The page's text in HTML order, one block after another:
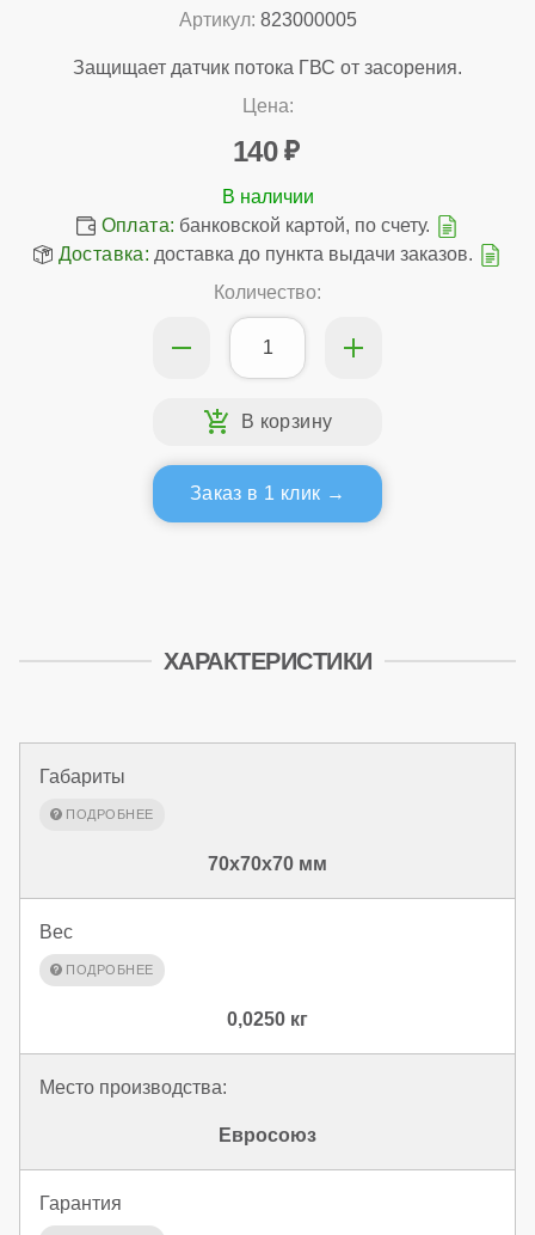
Артикул: 823000005
Защищает датчик потока ГВС от засорения.
Цена:
140
Оплата: банковской картой, по счету.
Доставка: доставка до пункта выдачи заказов.
Количество:
Заказ в 1 клик
ХАРАКТЕРИСТИКИ
Габариты
70x70x70 мм
Вес
0,0250 кг
Место производства:
Евросоюз
Гарантия